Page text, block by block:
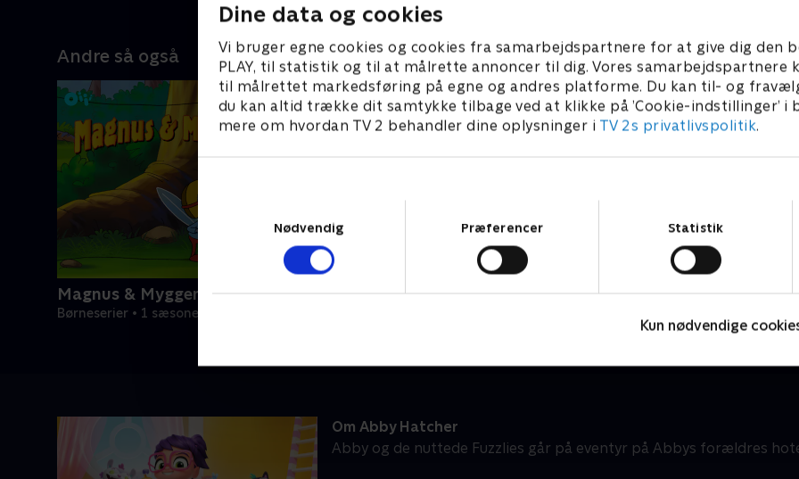
Dine data og cookies
Vi bruger egne cookies og cookies fra samarbejdspartnere for at give dig den
PLAY, til statistik og til at målrette annoncer til dig. Vores samarbejdspartnere
til målrettet markedsføring på egne og andres platforme. Du kan til- og
du kan altid trække dit samtykke tilbage ved at klikke på ’Cookie-indstillinger’ i
mere om hvordan TV 2 behandler dine oplysninger i TV 2s privatlivspolitik.
Nødvendig
Præferencer Statistik
Kun nødvendige
Andre så også
Magnus & Myggen
Børneserier • 1 sæsoner
Om Abby Hatcher
Abby og de nuttede Fuzzlies går på eventyr på Abbys forældres